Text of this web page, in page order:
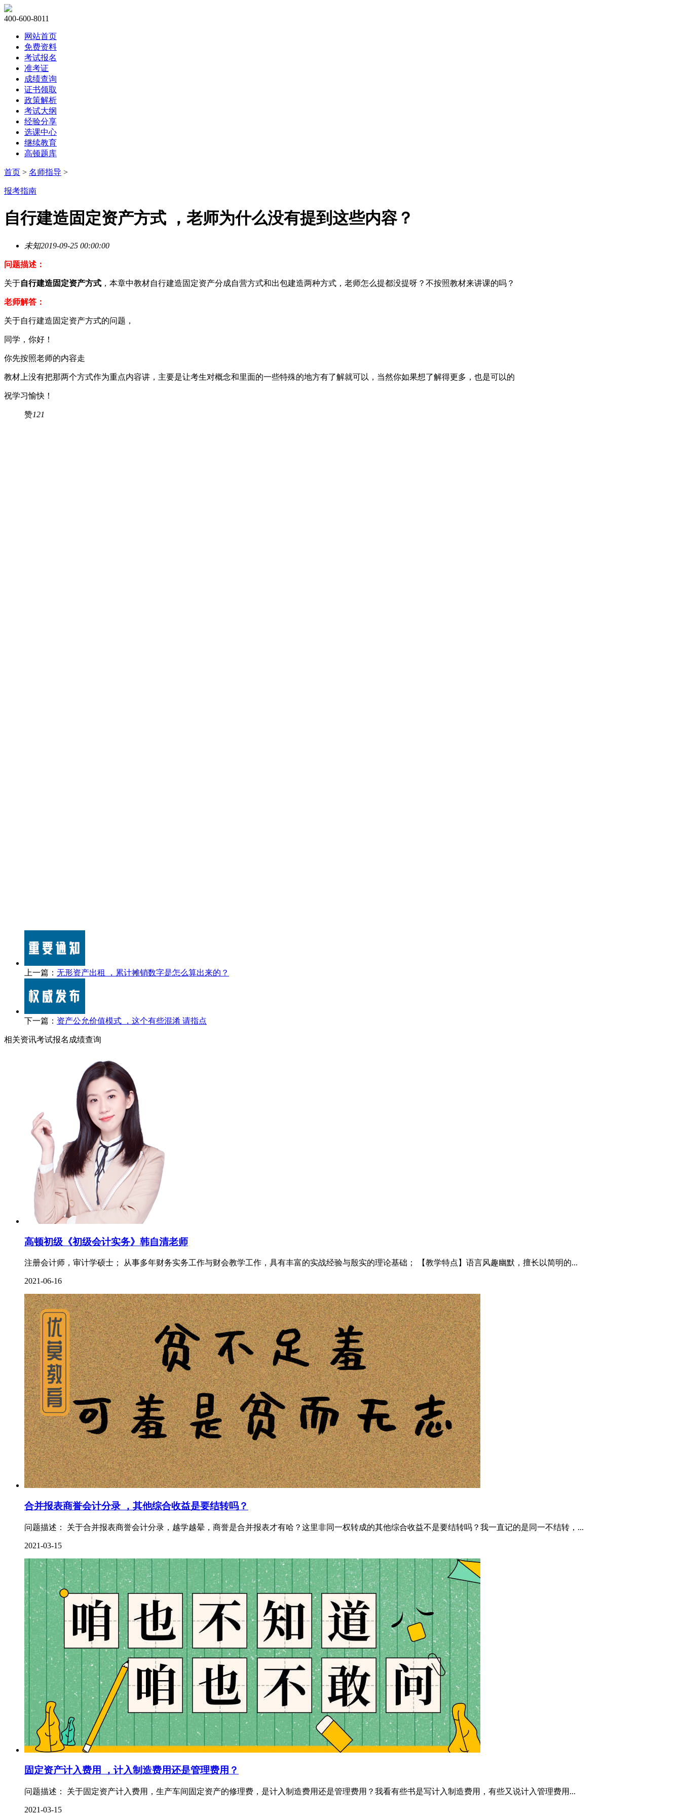
400-600-8011
网站首页
免费资料
考试报名
准考证
成绩查询
证书领取
政策解析
考试大纲
经验分享
选课中心
继续教育
高顿题库
首页 > 名师指导 >
报考指南
自行建造固定资产方式 ，老师为什么没有提到这些内容？
未知2019-09-25 00:00:00
问题描述：
关于自行建造固定资产方式 ，本章中教材自行建造固定资产分成自营方式和出包建造两种方式，老师怎么提都没提呀？不按照教材来讲课的吗？
老师解答：
关于自行建造固定资产方式的问题，
同学，你好！
你先按照老师的内容走
教材上没有把那两个方式作为重点内容讲，主要是让考生对概念和里面的一些特殊的地方有了解就可以，当然你如果想了解得更多，也是可以的
祝学习愉快！
赞121
上一篇： 无形资产出租 ，累计摊销数字是怎么算出来的？
下一篇： 资产公允价值模式 ，这个有些混淆 请指点
相关资讯考试报名 成绩查询
高顿初级《初级会计实务》韩自清老师
注册会计师，审计学硕士； 从事多年财务实务工作与财会教学工作，具有丰富的实战经验与殷实的理论基础； 【教学特点】语言风趣幽默，擅长以简明的...
2021-06-16
合并报表商誉会计分录 ，其他综合收益是要结转吗？
问题描述： 关于合并报表商誉会计分录，越学越晕，商誉是合并报表才有哈？这里非同一权转成的其他综合收益不是要结转吗？我一直记的是同一不结转，...
2021-03-15
固定资产计入费用 ，计入制造费用还是管理费用？
问题描述： 关于固定资产计入费用，生产车间固定资产的修理费，是计入制造费用还是管理费用？我看有些书是写计入制造费用，有些又说计入管理费用...
2021-03-15